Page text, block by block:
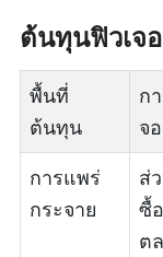
ต้นทุนฟิวเจ
พื้นที่
ต้นทุน
ก
จ
การแพร่
กระจาย
ส่
ซื้
ต